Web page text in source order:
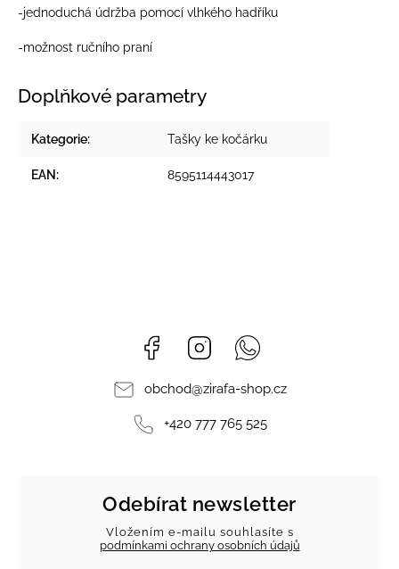
-jednoduchá údržba pomocí vlhkého hadříku
-možnost ručního praní
Doplňkové parametry
Kategorie: Tašky ke kočárku
EAN: 8595114443017
Facebook Instagram
obchod@zirafa-shop.cz
+420 777 765 525
Odebírat newsletter
Vložením e-mailu souhlasíte s
podmínkami ochrany osobních údajů